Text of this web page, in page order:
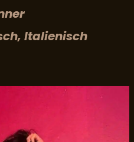
Italienisch